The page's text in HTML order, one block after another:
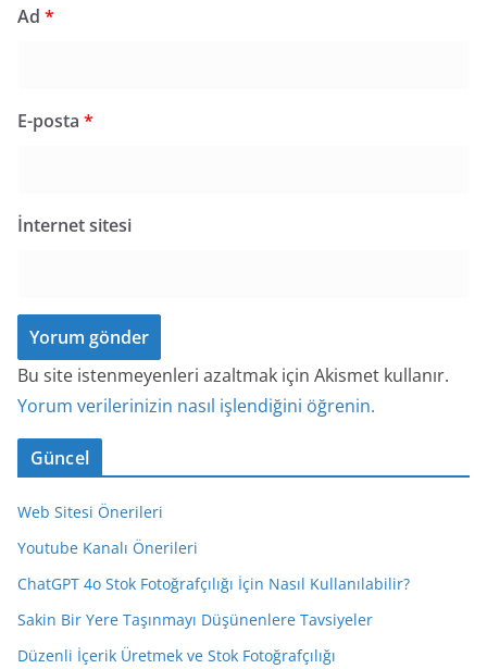
Ad *
E-posta *
İnternet sitesi
Bu site istenmeyenleri azaltmak için Akismet kullanır.
Yorum verilerinizin nasıl işlendiğini öğrenin.
Güncel
Web Sitesi Önerileri
Youtube Kanalı Önerileri
ChatGPT 4o Stok Fotoğrafçılığı İçin Nasıl Kullanılabilir?
Sakin Bir Yere Taşınmayı Düşünenlere Tavsiyeler
Düzenli İçerik Üretmek ve Stok Fotoğrafçılığı